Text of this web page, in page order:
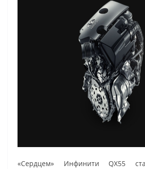
«Сердцем» Инфинити QX55